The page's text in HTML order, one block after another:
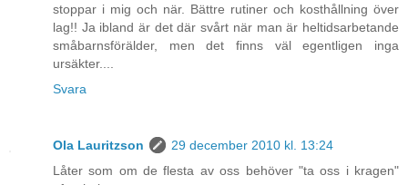
stoppar i mig och när. Bättre rutiner och kosthållning över
lag!! Ja ibland är det där svårt när man är heltidsarbetande
småbarnsförälder, men det finns väl egentligen inga
ursäkter....
Svara
Ola Lauritzson
29 december 2010 kl. 13:24
Låter som om de flesta av oss behöver "ta oss i kragen"